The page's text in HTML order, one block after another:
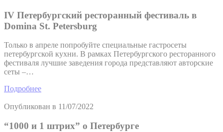
IV Петербургский ресторанный фестиваль в
Domina St. Petersburg
Только в апреле попробуйте специальные гастросеты
петербургской кухни. В рамках Петербургского ресторанного
фестиваля лучшие заведения города представляют авторские
сеты –…
Подробнее
Опубликован в 11/07/2022
“1000 и 1 штрих” о Петербурге